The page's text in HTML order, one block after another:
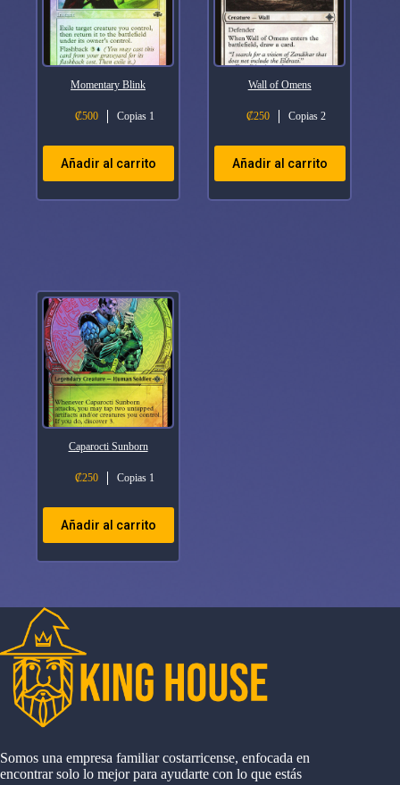
Momentary Blink
₡500 Copias 1
Añadir al carrito
Wall of Omens
₡250 Copias 2
Añadir al carrito
Caparocti Sunborn
₡250 Copias 1
Añadir al carrito
Somos una empresa familiar costarricense, enfocada en
encontrar solo lo mejor para ayudarte con lo que estás